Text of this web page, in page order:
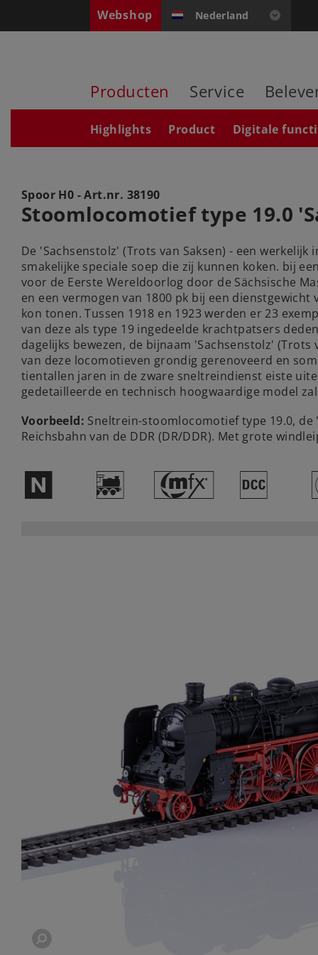
Webshop Nederland
Producten Service
Highlights Product Digitale
Spoor H0 - Art.nr. 38190
Stoomlocomotief type 19.0
De 'Sachsenstolz' (Trots van Saksen) - een
smakelijke speciale soep die zij kunnen koken. bij
voor de Eerste Wereldoorlog door de Sächsische
en een vermogen van 1800 pk bij een
kon tonen. Tussen 1918 en 1923 werden er 23
van deze als type 19 ingedeelde krachtpatsers
dagelijks bewezen, de bijnaam 'Sachsenstolz'
van deze locomotieven grondig gerenoveerd en
tientallen jaren in de zware sneltreindienst eiste
gedetailleerde en technisch hoogwaardige model
Voorbeeld: Sneltrein-stoomlocomotief type 19.0, de
Reichsbahn van de DDR (DR/DDR). Met grote
$ ( # §